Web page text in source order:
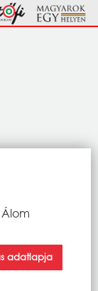
adatlapja